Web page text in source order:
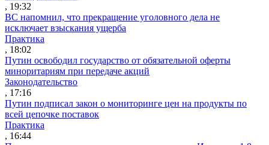
, 19:32
ВС напомнил, что прекращение уголовного дела не
исключает взыскания ущерба
Практика
, 18:02
Путин освободил государство от обязательной оферты
миноритариям при передаче акций
Законодательство
, 17:16
Путин подписал закон о мониторинге цен на продукты по
всей цепочке поставок
Практика
, 16:44